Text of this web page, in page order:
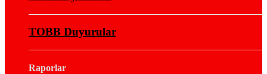
TOBB Duyurular
Raporlar